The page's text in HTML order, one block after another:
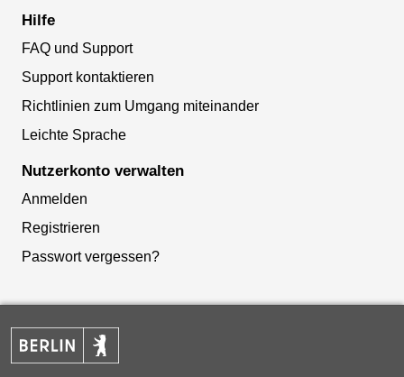
Hilfe
FAQ und Support
Support kontaktieren
Richtlinien zum Umgang miteinander
Leichte Sprache
Nutzerkonto verwalten
Anmelden
Registrieren
Passwort vergessen?